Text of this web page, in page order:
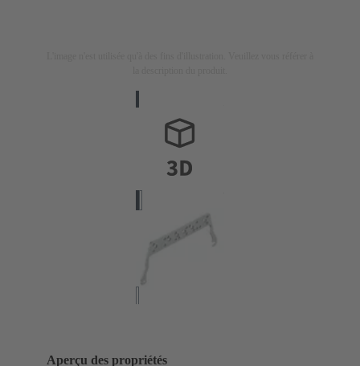
Aperçu des propriétés